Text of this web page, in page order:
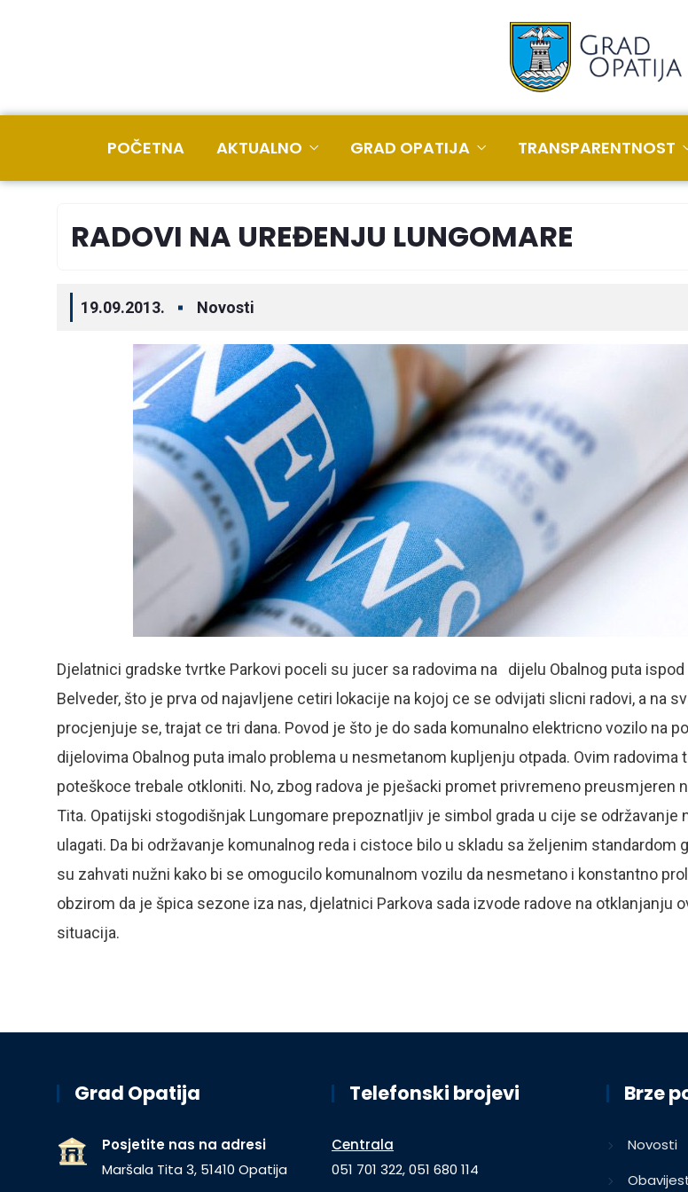
POČETNA AKTUALNO GRAD OPATIJA TRANSPARENTNOST
RADOVI NA UREĐENJU LUNGOMARE
19.09.2013. Novosti
Djelatnici gradske tvrtke Parkovi poceli su jucer sa radovima na dijelu Obalnog puta ispod
Belveder, što je prva od najavljene cetiri lokacije na kojoj ce se odvijati slicni radovi, a na
procjenjuje se, trajat ce tri dana. Povod je što je do sada komunalno elektricno vozilo na
dijelovima Obalnog puta imalo problema u nesmetanom kupljenju otpada. Ovim radovima
poteškoce trebale otkloniti. No, zbog radova je pješacki promet privremeno preusmjeren
Tita. Opatijski stogodišnjak Lungomare prepoznatljiv je simbol grada u cije se održavanje
ulagati. Da bi održavanje komunalnog reda i cistoce bilo u skladu sa željenim standardom
su zahvati nužni kako bi se omogucilo komunalnom vozilu da nesmetano i konstantno
obzirom da je špica sezone iza nas, djelatnici Parkova sada izvode radove na otklanjanju
situacija.
Grad Opatija
Posjetite nas na adresi
Maršala Tita 3, 51410 Opatija
Telefonski brojevi
Centrala
051 701 322, 051 680 114
Brze
Novosti